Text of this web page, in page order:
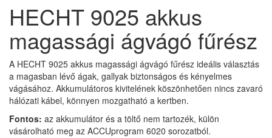
HECHT 9025 akkus
magassági ágvágó fűrész
A HECHT 9025 akkus magassági ágvágó fűrész ideális választás
a magasban lévő ágak, gallyak biztonságos és kényelmes
vágásához. Akkumulátoros kivitelének köszönhetően nincs zavaró
hálózati kábel, könnyen mozgatható a kertben.
Fontos: az akkumulátor és a töltő nem tartozék, külön
vásárolható meg az ACCUprogram 6020 sorozatból.